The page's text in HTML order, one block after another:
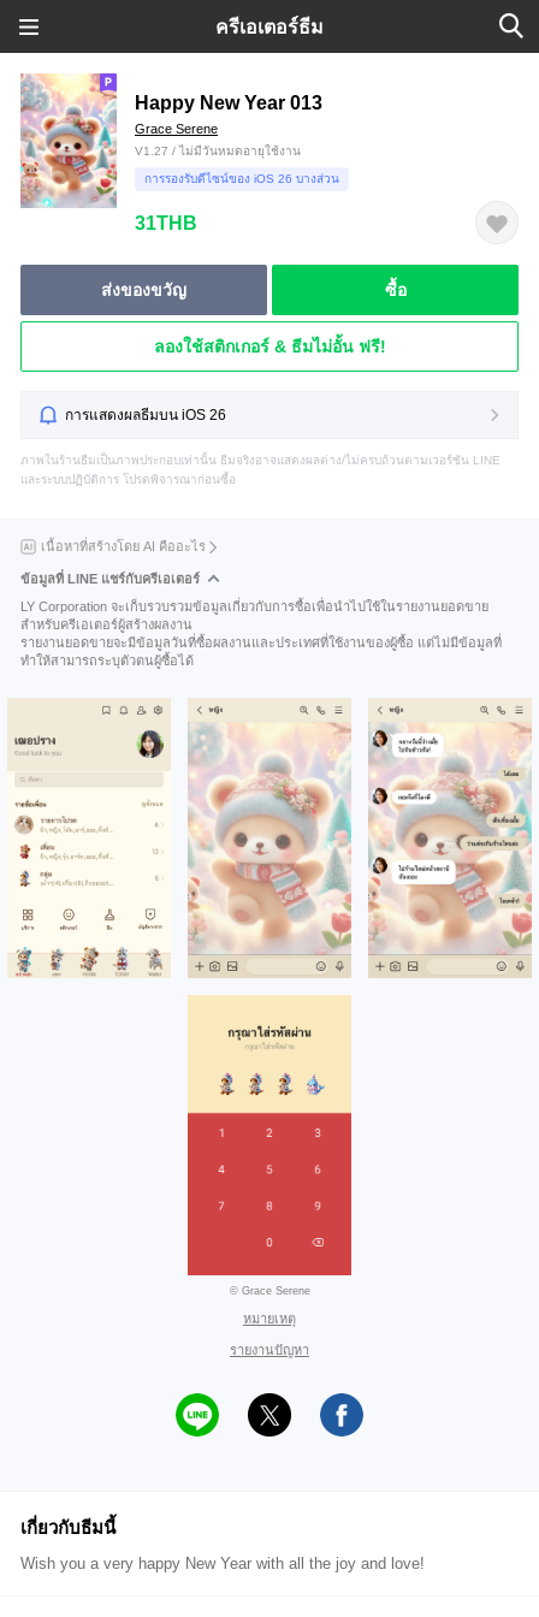
ครีเอเตอร์ธีม
Happy New Year 013
Grace Serene
V1.27 / ไม่มีวันหมดอายุใช้งาน
การรองรับดีไซน์ของ iOS 26 บางส่วน
31THB
ส่งของขวัญ ซื้อ
ลองใช้สติกเกอร์ & ธีมไม่อั้น ฟรี!
การแสดงผลธีมบน iOS 26
ภาพในร้านธีมเป็นภาพประกอบเท่านั้น ธีมจริงอาจแสดงผลต่าง/ไม่ครบถ้วนตามเวอร์ชัน LINE
และระบบปฏิบัติการ โปรดพิจารณาก่อนซื้อ
เนื้อหาที่สร้างโดย AI คืออะไร
ข้อมูลที่ LINE แชร์กับครีเอเตอร์
LY Corporation จะเก็บรวบรวมข้อมูลเกี่ยวกับการซื้อเพื่อนำไปใช้ในรายงานยอดขาย
สำหรับครีเอเตอร์ผู้สร้างผลงาน
รายงานยอดขายจะมีข้อมูลวันที่ซื้อผลงานและประเทศที่ใช้งานของผู้ซื้อ แต่ไม่มีข้อมูลที่
ทำให้สามารถระบุตัวตนผู้ซื้อได้
© Grace Serene
หมายเหตุ
รายงานปัญหา
เกี่ยวกับธีมนี้
Wish you a very happy New Year with all the joy and love!